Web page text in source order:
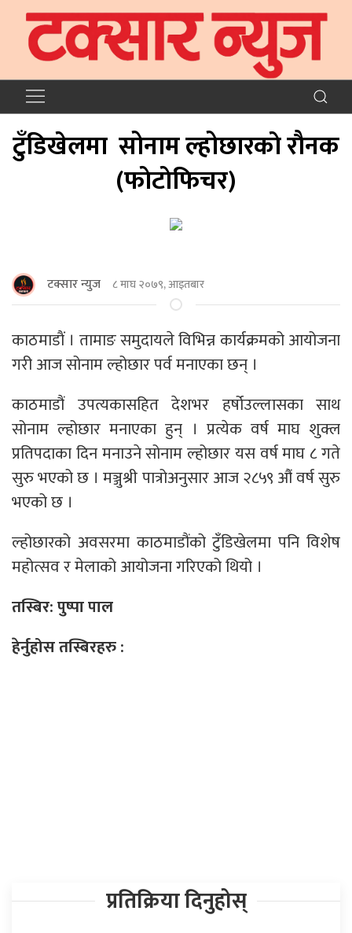
टुँडिखेलमा सोनाम ल्होछारकाे राैनक
(फाेटाेफिचर)
टक्सार न्युज ८ माघ २०७९, आइतबार
काठमाडाैं । तामाङ समुदायले विभिन्न कार्यक्रमको आयोजना
गरी आज सोनाम ल्होछार पर्व मनाएका छन् ।
काठमाडौं उपत्यकासहित देशभर हर्षोउल्लासका साथ
सोनाम ल्होछार मनाएका हुन् । प्रत्येक वर्ष माघ शुक्ल
प्रतिपदाका दिन मनाउने सोनाम ल्होछार यस वर्ष माघ ८ गते
सुरु भएको छ । मञ्जुश्री पात्रोअनुसार आज २८५९ औं वर्ष सुरु
भएको छ ।
ल्होछारको अवसरमा काठमाडौंको टुँडिखेलमा पनि विशेष
महोत्सव र मेलाको आयोजना गरिएको थियो ।
तस्बिर: पुष्पा पाल
हेर्नुहोसतस्बिरहरु :
प्रतिक्रिया दिनुहोस्